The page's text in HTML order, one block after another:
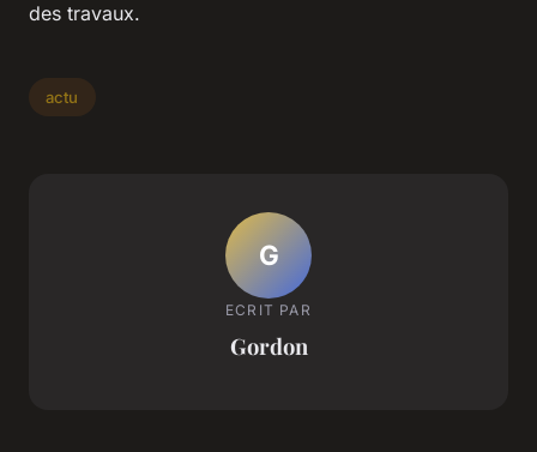
des travaux.
actu
G
ECRIT PAR
Gordon